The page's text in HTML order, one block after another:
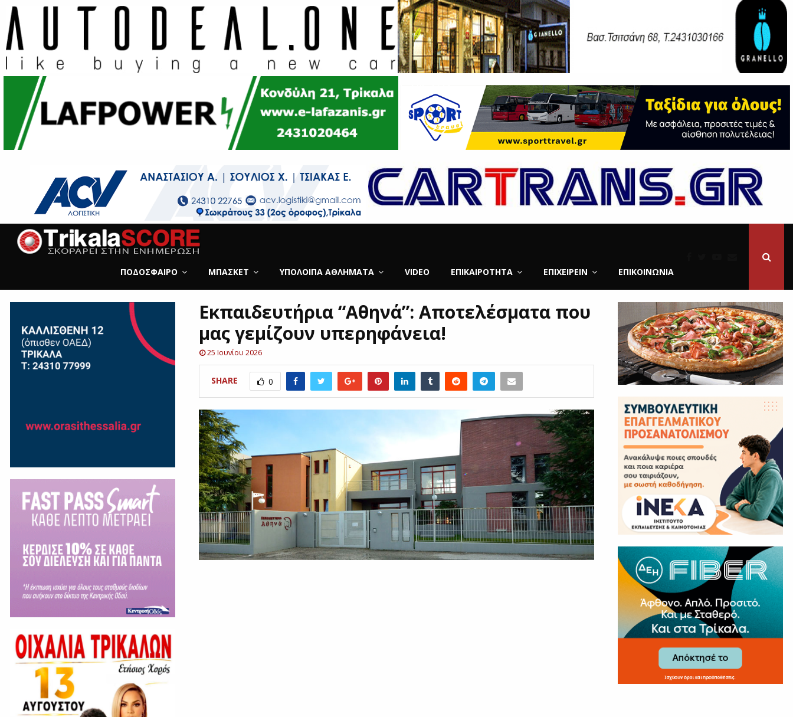
ΠΟΔΌΣΦΑΙΡΟ ΜΠΆΣΚΕΤ ΥΠΌΛΟΙΠΑ ΑΘΛΉΜΑΤΑ VIDEO ΕΠΙΚΑΙΡΌΤΗΤΑ ΕΠΙΧΕΙΡΕΙΝ ΕΠΙΚΟΙΝΩΝΊΑ
Εκπαιδευτήρια “Αθηνά”: Αποτελέσματα που
μας γεμίζουν υπερηφάνεια!
25 Ιουνίου 2026
SHARE 0